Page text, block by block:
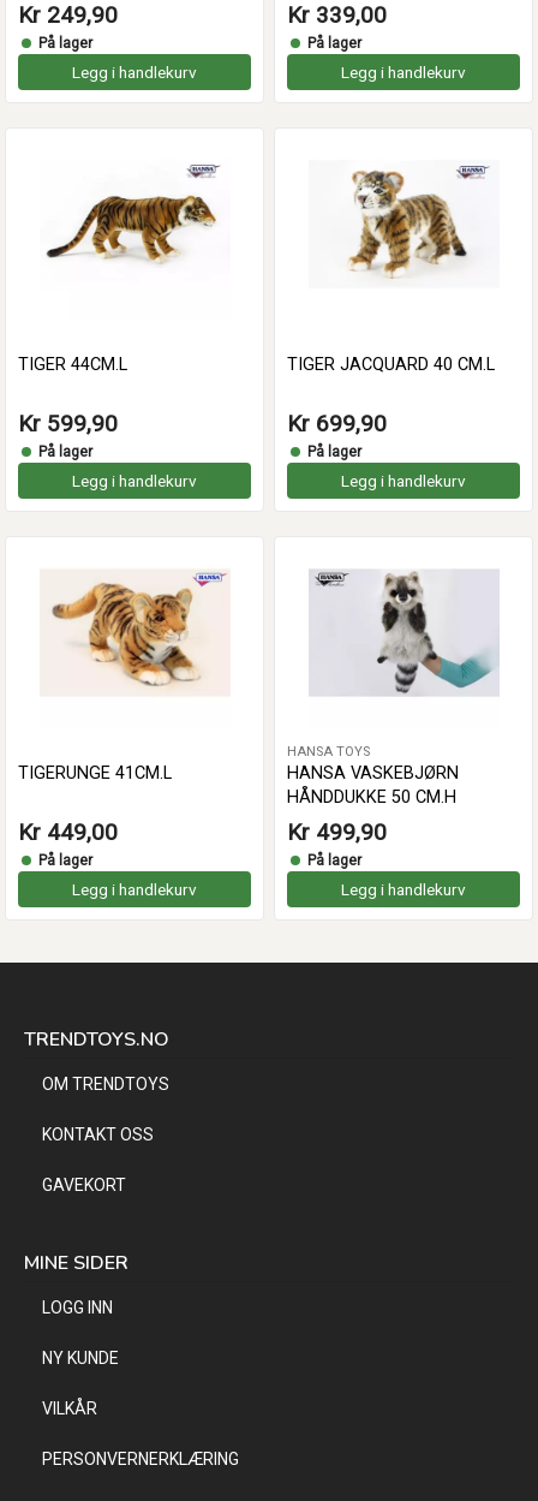
Kr 249,90
På lager
Legg i handlekurv
Kr 339,00
På lager
Legg i handlekurv
TIGER 44CM.L
Kr 599,90
På lager
Legg i handlekurv
TIGER JACQUARD 40 CM.L
Kr 699,90
På lager
Legg i handlekurv
TIGERUNGE 41CM.L
Kr 449,00
På lager
Legg i handlekurv
HANSA TOYS
HANSA VASKEBJØRN
HÅNDDUKKE 50 CM.H
Kr 499,90
På lager
Legg i handlekurv
TRENDTOYS.NO
OM TRENDTOYS
KONTAKT OSS
GAVEKORT
MINE SIDER
LOGG INN
NY KUNDE
VILKÅR
PERSONVERNERKLÆRING